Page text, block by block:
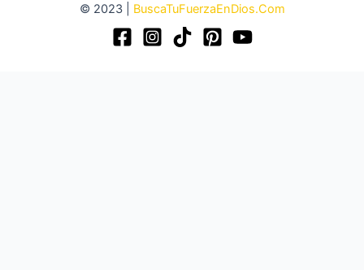
© 2023 | BuscaTuFuerzaEnDios.Com